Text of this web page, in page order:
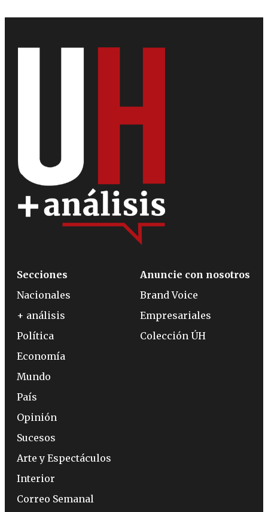
Secciones
Nacionales
+ análisis
Política
Economía
Mundo
País
Opinión
Sucesos
Arte y Espectáculos
Interior
Correo Semanal
Anuncie con nosotros
Brand Voice
Empresariales
Colección ÚH